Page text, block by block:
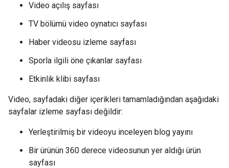
Video açılış sayfası
TV bölümü video oynatıcı sayfası
Haber videosu izleme sayfası
Sporla ilgili öne çıkanlar sayfası
Etkinlik klibi sayfası
Video, sayfadaki diğer içerikleri tamamladığından aşağıdaki
sayfalar izleme sayfası değildir:
Yerleştirilmiş bir videoyu inceleyen blog yayını
Bir ürünün 360 derece videosunun yer aldığı ürün
sayfası